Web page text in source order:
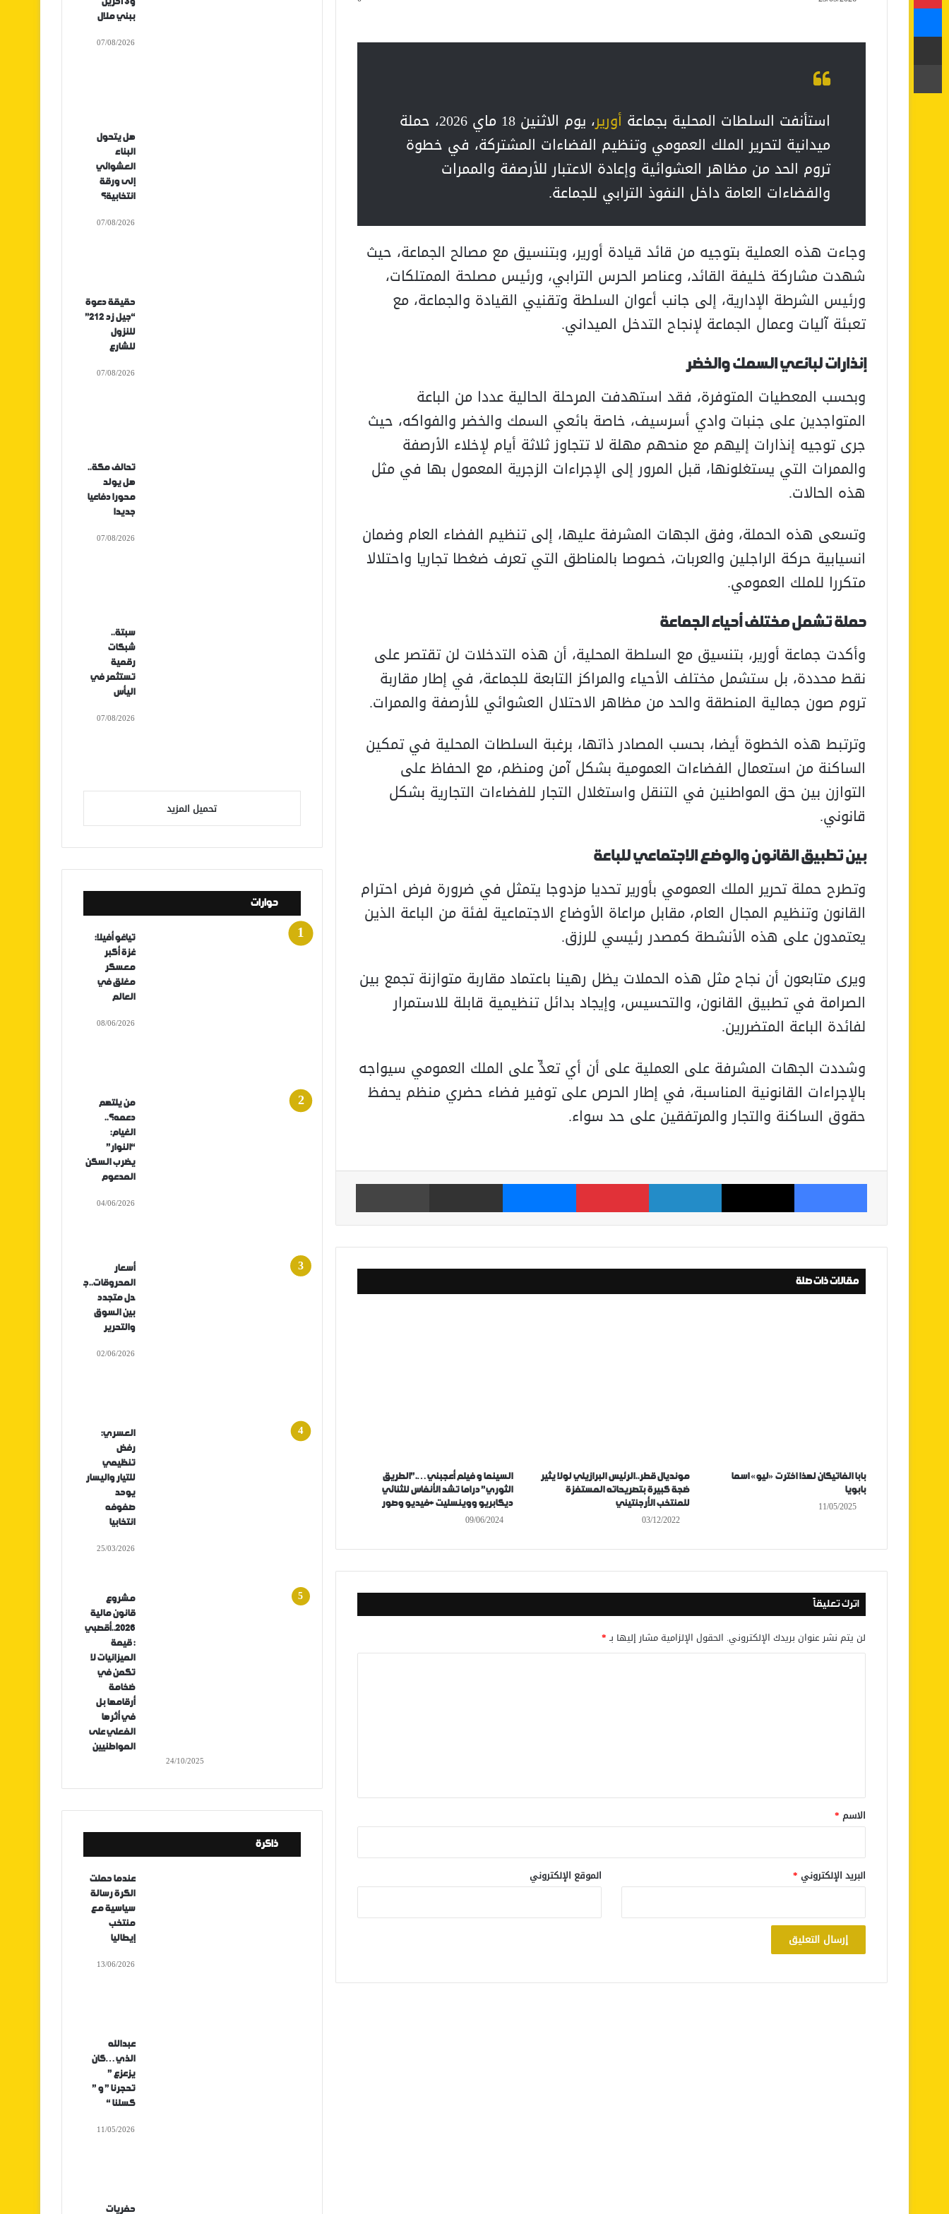
استأنفت السلطات المحلية بجماعة أورير
، يوم الاثنين 18 ماي 2026، حملة
ميدانية لتحرير الملك العمومي وتنظيم الفضاءات المشتركة، في خطوة
تروم الحد من مظاهر العشوائية وإعادة الاعتبار للأرصفة والممرات
والفضاءات العامة داخل النفوذ الترابي للجماعة.
وجاءت هذه العملية بتوجيه من قائد قيادة أورير، وبتنسيق مع مصالح الجماعة، حيث
شهدت مشاركة خليفة القائد، وعناصر الحرس الترابي، ورئيس مصلحة الممتلكات،
ورئيس الشرطة الإدارية، إلى جانب أعوان السلطة وتقنيي القيادة والجماعة، مع
تعبئة آليات وعمال الجماعة لإنجاح التدخل الميداني.
إنذارات لبائعي السمك والخضر
وبحسب المعطيات المتوفرة، فقد استهدفت المرحلة الحالية عددا من الباعة
المتواجدين على جنبات وادي أسرسيف، خاصة بائعي السمك والخضر والفواكه، حيث
جرى توجيه إنذارات إليهم مع منحهم مهلة لا تتجاوز ثلاثة أيام لإخلاء الأرصفة
والممرات التي يستغلونها، قبل المرور إلى الإجراءات الزجرية المعمول بها في مثل
هذه الحالات.
وتسعى هذه الحملة، وفق الجهات المشرفة عليها، إلى تنظيم الفضاء العام وضمان
انسيابية حركة الراجلين والعربات، خصوصا بالمناطق التي تعرف ضغطا تجاريا واحتلالا
متكررا للملك العمومي.
حملة تشمل مختلف أحياء الجماعة
وأكدت جماعة أورير، بتنسيق مع السلطة المحلية، أن هذه التدخلات لن تقتصر على
نقط محددة، بل ستشمل مختلف الأحياء والمراكز التابعة للجماعة، في إطار مقاربة
تروم صون جمالية المنطقة والحد من مظاهر الاحتلال العشوائي للأرصفة والممرات.
وترتبط هذه الخطوة أيضا، بحسب المصادر ذاتها، برغبة السلطات المحلية في تمكين
الساكنة من استعمال الفضاءات العمومية بشكل آمن ومنظم، مع الحفاظ على
التوازن بين حق المواطنين في التنقل واستغلال التجار للفضاءات التجارية بشكل
قانوني.
بين تطبيق القانون والوضع الاجتماعي للباعة
وتطرح حملة تحرير الملك العمومي بأورير تحديا مزدوجا يتمثل في ضرورة فرض احترام
القانون وتنظيم المجال العام، مقابل مراعاة الأوضاع الاجتماعية لفئة من الباعة الذين
يعتمدون على هذه الأنشطة كمصدر رئيسي للرزق.
ويرى متابعون أن نجاح مثل هذه الحملات يظل رهينا باعتماد مقاربة متوازنة تجمع بين
الصرامة في تطبيق القانون، والتحسيس، وإيجاد بدائل تنظيمية قابلة للاستمرار
لفائدة الباعة المتضررين.
وشددت الجهات المشرفة على العملية على أن أي تعدٍّ على الملك العمومي سيواجه
بالإجراءات القانونية المناسبة، في إطار الحرص على توفير فضاء حضري منظم يحفظ
حقوق الساكنة والتجار والمرتفقين على حد سواء.
فيسبوك ‫X لينكدإن بينتيريست ماسنجر مشاركة عبر البريد
مقالات ذات صلة
بابا الفاتيكان لهذا اخترت «ليو» اسما
بابويا
11/05/2025
مونديال قطر..الرئيس البرازيلي لولا يثير
ضجة كبيرة بتصريحاته المستفزة
للمنتخب الأرجنتيني
03/12/2022
السينما و فيلم أعجبني….”الطريق
الثوري” دراما تشد الأنفاس للثنائي
ديكابريو ووينسليت +فيديو وصور
09/06/2024
اترك تعليقاً
لن يتم نشر عنوان بريدك الإلكتروني. الحقول الإلزامية مشار إليها بـ*
*
الاسم *
البريد الإلكتروني * الموقع الإلكتروني
ببني ملال
07/08/2026
هل يتحول
البناء
العشوائي
إلى ورقة
انتخابية؟
07/08/2026
حقيقة دعوة
“جيل زد 212”
للنزول
للشارع
07/08/2026
تحالف مكة..
هل يولد
محورا دفاعيا
جديدا
07/08/2026
سبتة..
شبكات
رقمية
تستثمر في
اليأس
07/08/2026
تحميل المزيد
حوارات
تياغو أفيلا:
غزة أكبر
معسكر
مغلق في
العالم
08/06/2026
من يلتهم
دعمه؟..
الغيام:
“النوار”
يضرب السكن
المدعوم
04/06/2026
أسعار
المحروقات..ج
دل متجدد
بين السوق
والتحرير
02/06/2026
العسري:
رفض
تنظيمي
للتيار واليسار
يوحد
صفوفه
انتخابيا
25/03/2026
مشروع
قانون مالية
2026..أقصبي
: قيمة
الميزانيات لا
تكمن في
ضخامة
أرقامها بل
في أثرها
الفعلي على
المواطنيين
24/10/2025
ذاكرة
عندما حملت
الكرة رسالة
سياسية مع
منتخب
إيطاليا
13/06/2026
عبدالله
الذي…كان
يزعزع ”
تحجرنا ” و ”
كسلنا “
11/05/2026
حفريات